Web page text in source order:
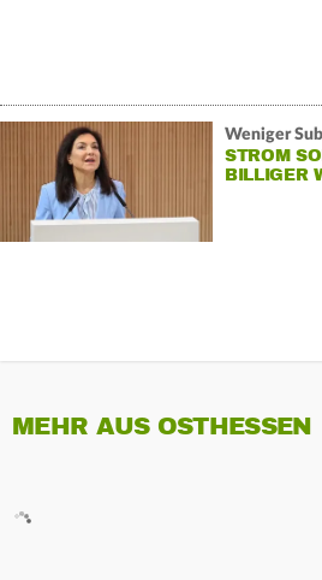
Weniger
STROM
BILLIGER
MEHR AUS OSTHESSEN